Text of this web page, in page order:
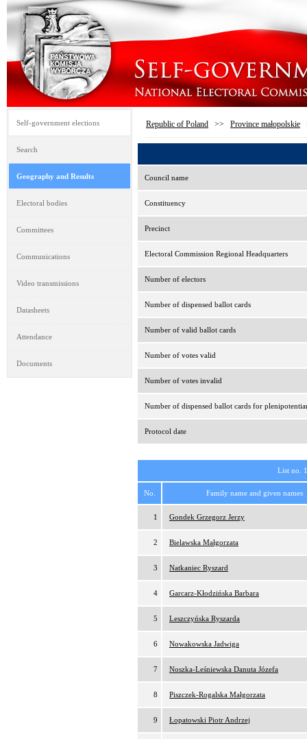
Self-government elections
Search
Geography and Results
Electoral bodies
Committees
Communications
Video transmissions
Datasheets
Attendance
Documents
Republic of Poland >> Province małopolskie
Council name
Constituency
Precinct
Electoral Commission Regional Headquarters
Number of electors
Number of dispensed ballot cards
Number of valid ballot cards
Number of votes valid
Number of votes invalid
Number of dispensed ballot cards for
Protocol date
List no.
No. Family name and given names
1 Gondek Grzegorz Jerzy
2 Bielawska Małgorzata
3 Natkaniec Ryszard
4 Garcarz-Kłodzińska Barbara
5 Leszczyńska Ryszarda
6 Nowakowska Jadwiga
7 Noszka-Leśniewska Danuta Józefa
8 Piszczek-Rogalska Małgorzata
9 Łopatowski Piotr Andrzej